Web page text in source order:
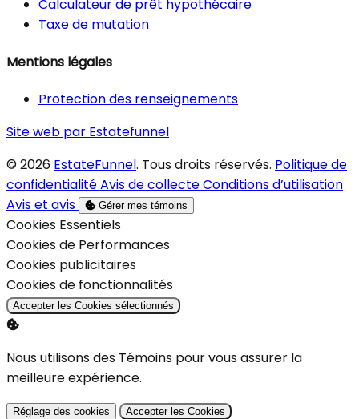
Calculateur de prêt hypothécaire
Taxe de mutation
Mentions légales
Protection des renseignements
Site web par Estatefunnel
© 2026 EstateFunnel. Tous droits réservés. Politique de
confidentialitéAvis de collecteConditions d’utilisation
Avis et avis
Gérer mes témoins
Activer
Cookies Essentiels
Activer
Cookies de Performances
Activer
Cookies publicitaires
Activer
Cookies de fonctionnalités
Accepter les Cookies sélectionnés
Nous utilisons des Témoins pour vous assurer la
meilleure expérience.
Réglage des cookies Accepter les Cookies